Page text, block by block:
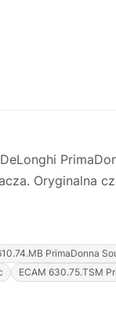
Oryginalna
PrimaDonna
ECAM 630.75.TSM